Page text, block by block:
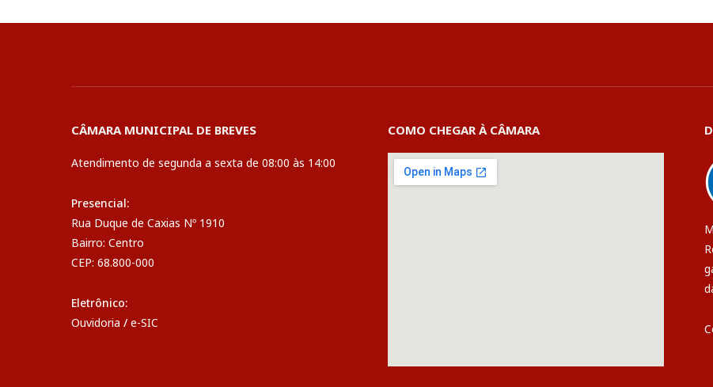
CÂMARA MUNICIPAL DE BREVES
Atendimento de segunda a sexta de 08:00 às 14:00
Presencial:
Rua Duque de Caxias Nº 1910
Bairro: Centro
CEP: 68.800-000
Eletrônico:
Ouvidoria / e-SIC
COMO CHEGAR À CÂMARA